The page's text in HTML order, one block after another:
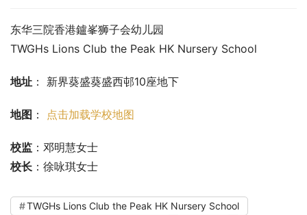
东华三院香港鑪峯狮子会幼儿园
TWGHs Lions Club the Peak HK Nursery School
地址 ： 新界葵盛葵盛西邨10座地下
地图 ： 点击加载学校地图
校监 ：邓明慧女士
校长 ：徐咏琪女士
TWGHs Lions Club the Peak HK Nursery School